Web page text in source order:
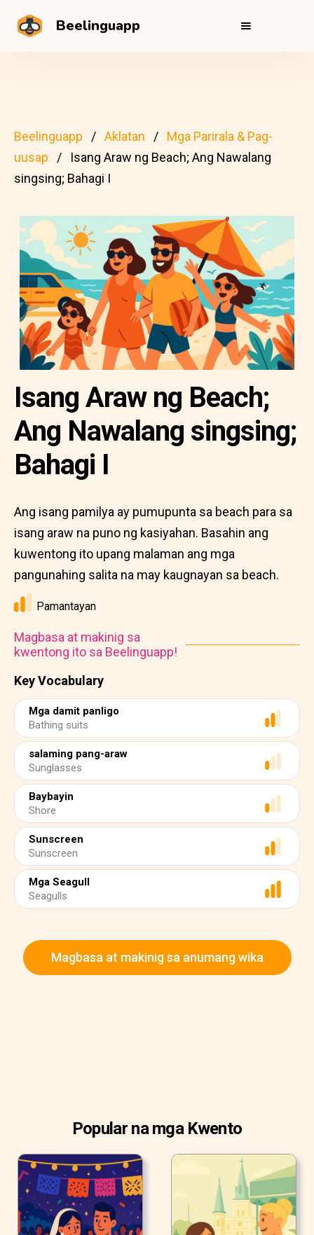
Beelinguapp
Beelinguapp Aklatan
Mga Parirala & Pag-
uusap
Isang Araw ng Beach; Ang Nawalang
singsing; Bahagi I
Key Vocabulary
Mga damit panligo
Bathing suits
salaming pang-araw
Sunglasses
Baybayin
Shore
Sunscreen
Sunscreen
Mga Seagull
Seagulls
Isang Araw ng Beach;
Ang Nawalang singsing;
Bahagi I
Ang isang pamilya ay pumupunta sa beach para sa
isang araw na puno ng kasiyahan. Basahin ang
kuwentong ito upang malaman ang mga
pangunahing salita na may kaugnayan sa beach.
Pamantayan
Magbasa at makinig sa
kwentong ito sa Beelinguapp!
Magbasa at makinig sa anumang wika
Popular na mga Kwento